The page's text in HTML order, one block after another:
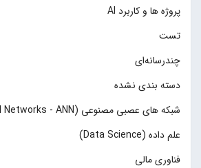
پروژه ها و کاربرد AI
تست
چند‌‌رسانه‌ای
دسته بندی نشده
شبکه های عصبی مصنوعی (Artificial Neural Networks - ANN)
علم داده (Data Science)
فناوری مالی